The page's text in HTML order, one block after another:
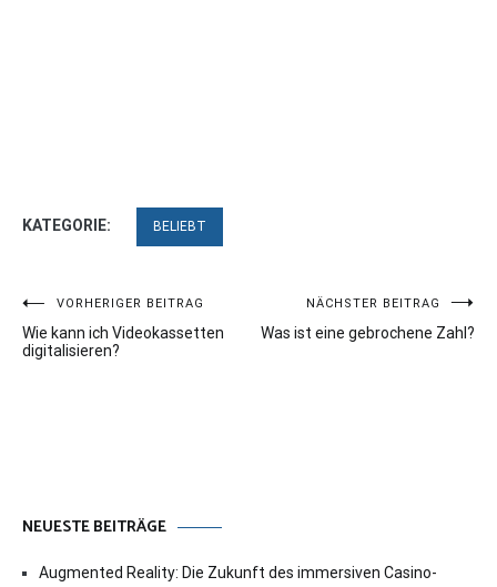
KATEGORIE: BELIEBT
Beitragsnavigation
VORHERIGER BEITRAG
Wie kann ich Videokassetten
digitalisieren?
NÄCHSTER BEITRAG
Was ist eine gebrochene Zahl?
NEUESTE BEITRÄGE
Augmented Reality: Die Zukunft des immersiven Casino-